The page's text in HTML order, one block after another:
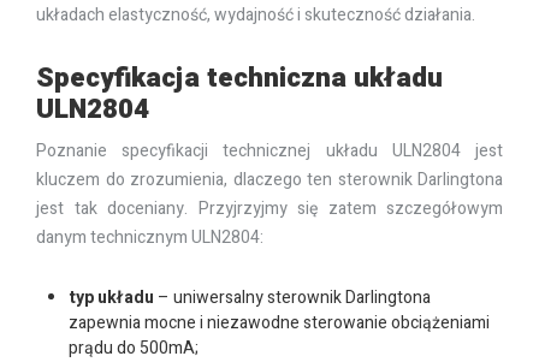
układach elastyczność, wydajność i skuteczność działania.
Specyfikacja techniczna układu
ULN2804
Poznanie specyfikacji technicznej układu ULN2804 jest
kluczem do zrozumienia, dlaczego ten sterownik Darlingtona
jest tak doceniany. Przyjrzyjmy się zatem szczegółowym
danym technicznym ULN2804:
typ układu – uniwersalny sterownik Darlingtona
zapewnia mocne i niezawodne sterowanie obciążeniami
prądu do 500mA;